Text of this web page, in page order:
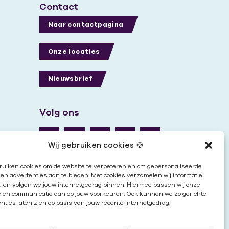
Wij gebruiken cookies 🍪
cookies om de website te verbeteren en om gepersonaliseerde
advertenties aan te bieden. Met cookies verzamelen wij informatie
en volgen we jouw internetgedrag binnen. Hiermee passen wij onze
en communicatie aan op jouw voorkeuren. Ook kunnen we zo gerichte
laten zien op basis van jouw recente internetgedrag.
Contact
Naar contactpagina
Onze locaties
Nieuwsbrief
Volg ons